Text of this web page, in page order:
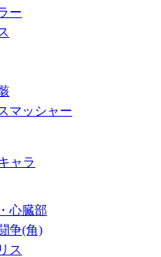
ー
マッシャー
ャラ
心臓部
争(角)
ス